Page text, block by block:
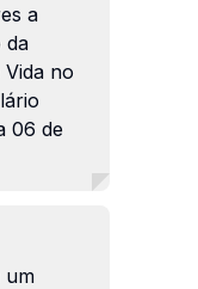
a
da
Vida no
06 de
um